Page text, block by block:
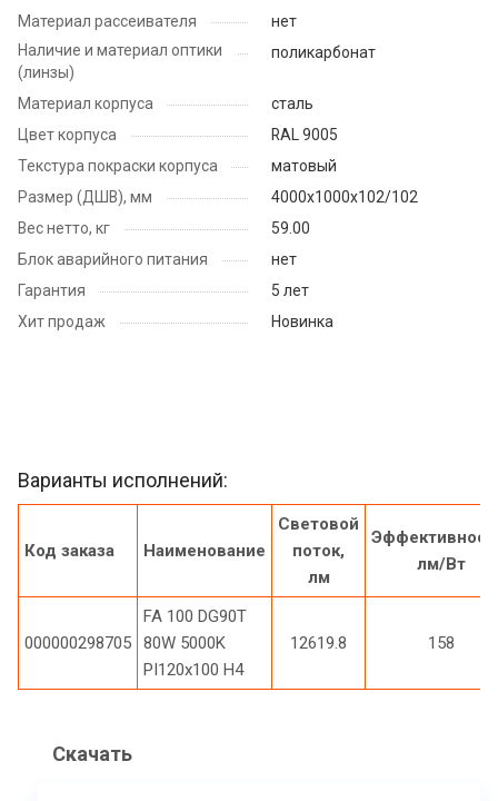
Материал рассеивателя
нет
Наличие и материал оптики
(линзы)
поликарбонат
Материал корпуса
сталь
Цвет корпуса
RAL 9005
Текстура покраски корпуса
матовый
Размер (ДШВ), мм
4000x1000x102/102
Вес нетто, кг
59.00
Блок аварийного питания
нет
Гарантия
5 лет
Хит продаж
Новинка
Варианты исполнений:
Код заказа Наименование
Световой
поток,
лм
лм/Вт
000000298705
FA 100 DG90T
80W 5000K
PI120x100 H4
12619.8 158
Скачать